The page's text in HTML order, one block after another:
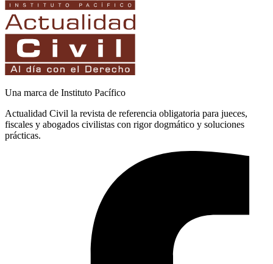
Una marca de Instituto Pacífico
Actualidad Civil la revista de referencia obligatoria para jueces,
fiscales y abogados civilistas con rigor dogmático y soluciones
prácticas.